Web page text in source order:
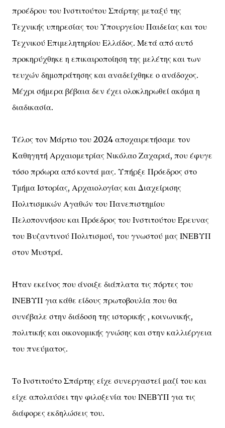
προέδρου του Ινστιτούτου Σπάρτης μεταξύ της
Τεχνικής υπηρεσίας του Υπουργείου Παιδείας και του
Τεχνικού Επιμελητηρίου Ελλάδος. Μετά από αυτό
προκηρύχθηκε η επικαιροποίηση της μελέτης και των
τευχών δημοπράτησης και αναδείχθηκε ο ανάδοχος.
Μέχρι σήμερα βέβαια δεν έχει ολοκληρωθεί ακόμα η
διαδικασία.
Τέλος τον Μάρτιο του 2024 αποχαιρετήσαμε τον
Καθηγητή Αρχαιομετρίας Νικόλαο Ζαχαριά, που έφυγε
τόσο πρόωρα από κοντά μας. Υπήρξε Πρόεδρος στο
Τμήμα Ιστορίας, Αρχαιολογίας και Διαχείρισης
Πολιτισμικών Αγαθών του Πανεπιστημίου
Πελοποννήσου και Πρόεδρος του Ινστιτούτου Έρευνας
του Βυζαντινού Πολιτισμού, του γνωστού μας ΙΝΕΒΥΠ
στον Μυστρά.
Ήταν εκείνος που άνοιξε διάπλατα τις πόρτες του
ΙΝΕΒΥΠ για κάθε είδους πρωτοβουλία που θα
συνέβαλε στην διάδοση της ιστορικής , κοινωνικής,
πολιτικής και οικονομικής γνώσης και στην καλλιέργεια
του πνεύματος.
Το Ινστιτούτο Σπάρτης είχε συνεργαστεί μαζί του και
είχε απολαύσει την φιλοξενία του ΙΝΕΒΥΠ για τις
διάφορες εκδηλώσεις του.